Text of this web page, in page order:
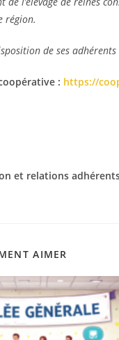
région.
de ses
: https://
et relations
AIMER